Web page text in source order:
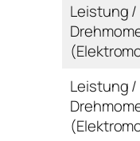
Leistung /
Leistung /